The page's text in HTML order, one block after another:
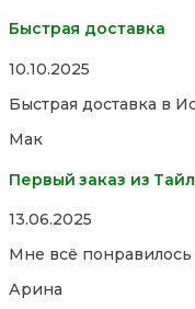
Быстрая доставка
Rated
out
5
10.10.2025
Быстрая доставка в
Мак
Первый заказ из
Rated
out
5
13.06.2025
Мне всё понравилось
Арина